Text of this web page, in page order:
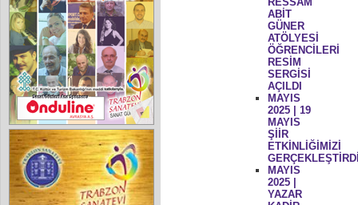
ABİT
GÜNER
ATÖLYESİ
ÖĞRENCİLERİ
RESİM
SERGİSİ
AÇILDI
MAYIS
2025 | 19
MAYIS
ŞİİR
ETKİNLİĞİMİZİ
MAYIS
2025 |
YAZAR